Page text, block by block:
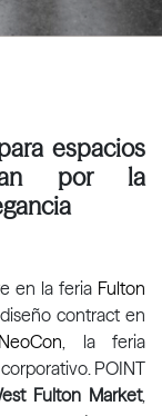
espacios
por la
en la feria Fulton
contract en
NeoCon , la feria
POINT
Fulton Market,